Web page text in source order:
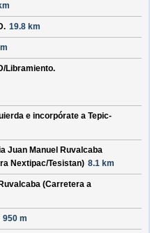
. 19.8 km
Libramiento.
e incorpórate a Tepic-
Juan Manuel Ruvalcaba
Nextipac/Tesistan) 8.1 km
(Carretera a
950 m